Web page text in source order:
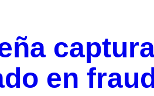
en